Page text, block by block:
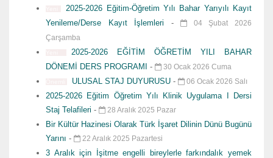
2025-2026 Eğitim-Öğretim Yılı Bahar Yarıyılı Kayıt
Yenileme/Derse Kayıt İşlemleri -
04 Şubat 2026
Çarşamba
2025-2026 EĞİTİM ÖĞRETİM YILI BAHAR
DÖNEMİ DERS PROGRAMI - 30 Ocak 2026 Cuma
ULUSAL STAJ DUYURUSU - 06 Ocak 2026 Salı
2025-2026 Eğitim Öğretim Yılı Klinik Uygulama I Dersi
Staj Telafileri - 28 Aralık 2025 Pazar
Bir Kültür Hazinesi Olarak Türk İşaret Dilinin Dünü Bugünü
Yarını - 22 Aralık 2025 Pazartesi
3 Aralık için İşitme engelli bireylerle farkındalık yemek